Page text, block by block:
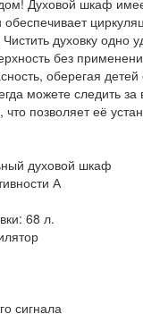
обеспечивает
духовку одно
без
оберегая
можете следить
что позволяет её
духовой шкаф
А
68 л.
сигнала